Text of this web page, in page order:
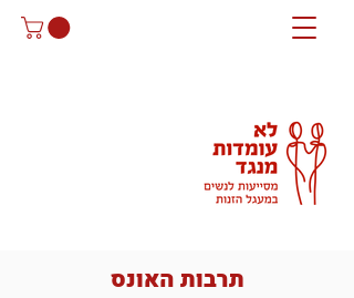
תרבות האונס